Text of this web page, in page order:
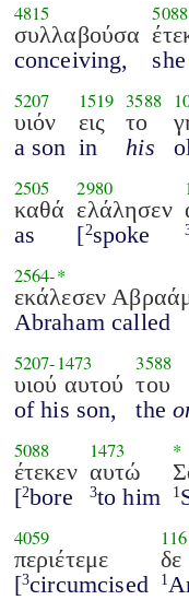
4815
συλλαβούσα
conceiving,
5088
5207
υιόν
a son
1519
εις
in
3588
το
his
2505
καθά
as
2980
ελάλησεν
[2spoke
2564-*
εκάλεσεν
Abraham called
5207-1473
υιού αυτού
of his son,
3588
του
the
5088
έτεκεν
[2bore
1473
αυτώ
3to him
*
1
4059
περιέτεμε
[3circumcised
δε
1